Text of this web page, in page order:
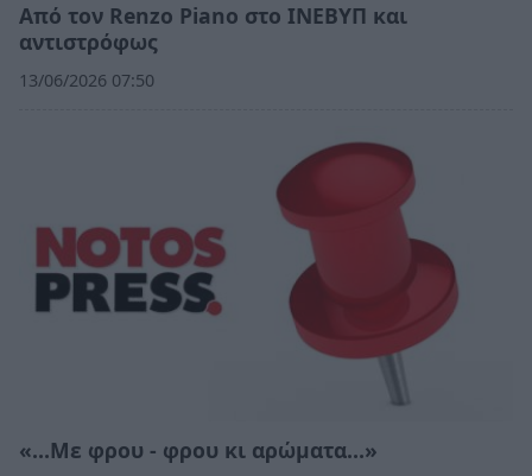
Από τον Renzo Piano στο ΙΝΕΒΥΠ και
αντιστρόφως
13/06/2026 07:50
«…Με φρου - φρου κι αρώματα…»